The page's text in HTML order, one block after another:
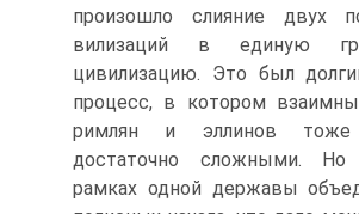
произошло слияние двух
вилизаций в единую
цивилизацию. Это был
процесс, в котором
римлян и эллинов тоже
достаточно сложными.
рамках одной державы